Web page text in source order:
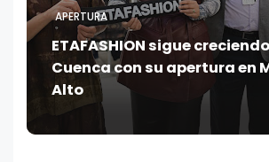
APERTURA
ETAFASHION sigue
Cuenca con su apertura en
Alto